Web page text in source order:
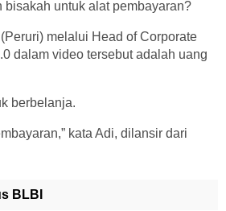
bisakah untuk alat pembayaran?
melalui Head of Corporate
dalam video tersebut adalah uang
berbelanja.
kata Adi, dilansir dari
BLBI